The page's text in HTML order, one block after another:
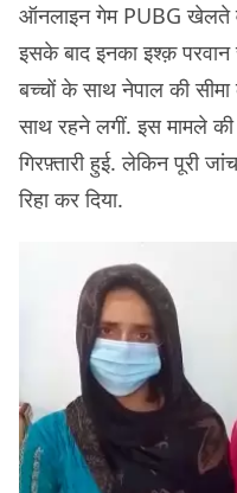
ऑनलाइन गेम PUBG खेलते
इसके बाद इनका इश्क़
बच्चों के साथ नेपाल की
साथ रहने लगीं. इस मामले
गिरफ़्तारी हुई. लेकिन पूरी
रिहा कर दिया.